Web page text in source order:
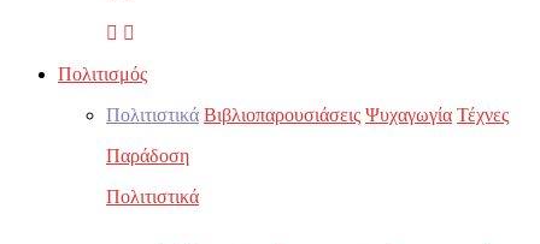
Πολιτισμός
Πολιτιστικά Βιβλιοπαρουσιάσεις Ψυχαγωγία Τέχνες
Παράδοση
Πολιτιστικά